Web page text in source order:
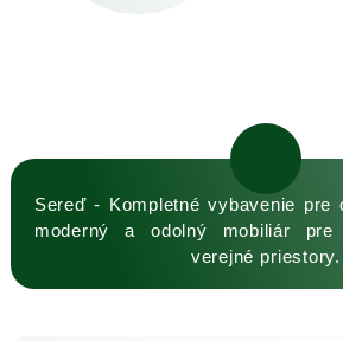
Sereď - Kompletné vybavenie pre
moderný a odolný mobiliár
verejné priestory.